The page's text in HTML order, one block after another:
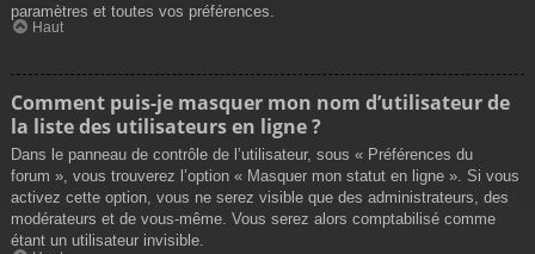
paramètres et toutes vos préférences.
Haut
Comment puis-je masquer mon nom d’utilisateur de
la liste des utilisateurs en ligne ?
Dans le panneau de contrôle de l’utilisateur, sous « Préférences du
forum », vous trouverez l’option « Masquer mon statut en ligne ». Si vous
activez cette option, vous ne serez visible que des administrateurs, des
modérateurs et de vous-même. Vous serez alors comptabilisé comme
étant un utilisateur invisible.